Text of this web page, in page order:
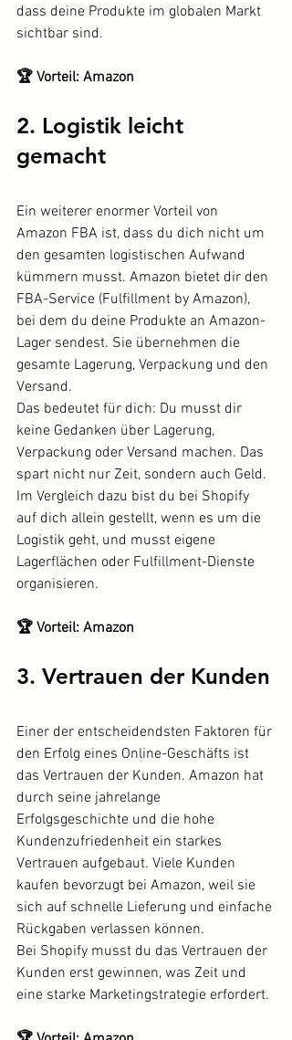
dass deine Produkte im globalen Markt
sichtbar sind.
🏆 Vorteil: Amazon
2. Logistik leicht
gemacht
Ein weiterer enormer Vorteil von
Amazon FBA ist, dass du dich nicht um
den gesamten logistischen Aufwand
kümmern musst. Amazon bietet dir den
FBA-Service (Fulfillment by Amazon),
bei dem du deine Produkte an Amazon-
Lager sendest. Sie übernehmen die
gesamte Lagerung, Verpackung und den
Versand.
Das bedeutet für dich: Du musst dir
keine Gedanken über Lagerung,
Verpackung oder Versand machen. Das
spart nicht nur Zeit, sondern auch Geld.
Im Vergleich dazu bist du bei Shopify
auf dich allein gestellt, wenn es um die
Logistik geht, und musst eigene
Lagerflächen oder Fulfillment-Dienste
organisieren.
🏆 Vorteil: Amazon
3. Vertrauen der Kunden
Einer der entscheidendsten Faktoren für
den Erfolg eines Online-Geschäfts ist
das Vertrauen der Kunden. Amazon hat
durch seine jahrelange
Erfolgsgeschichte und die hohe
Kundenzufriedenheit ein starkes
Vertrauen aufgebaut. Viele Kunden
kaufen bevorzugt bei Amazon, weil sie
sich auf schnelle Lieferung und einfache
Rückgaben verlassen können.
Bei Shopify musst du das Vertrauen der
Kunden erst gewinnen, was Zeit und
eine starke Marketingstrategie erfordert.